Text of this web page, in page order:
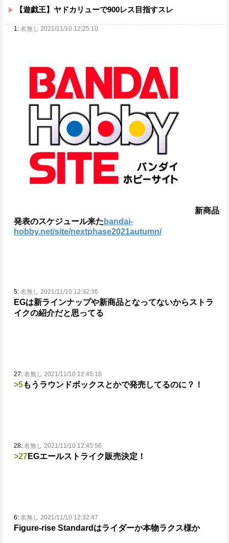
【遊戯王】ヤドカリューで900レス目指すスレ
1: 名無し 2021/11/10 12:25:10
新商品
発表のスケジュール来た bandai-
hobby.net/site/nextphase2021autumn/
5: 名無し 2021/11/10 12:32:36
EGは新ラインナップや新商品となってないからストラ
イクの紹介だと思ってる
27: 名無し 2021/11/10 12:45:16
>5もうラウンドボックスとかで発売してるのに？！
28: 名無し 2021/11/10 12:45:56
>27EGエールストライク販売決定！
6: 名無し 2021/11/10 12:32:47
Figure-rise Standardはライダーか本物ラクス様か